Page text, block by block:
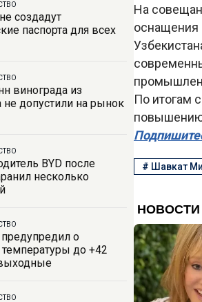
создадут
паспорта для всех
винограда из
не допустили на рынок
BYD после
несколько
о
до +42
На
оснащения
По итогам
повышению
# Шавкат